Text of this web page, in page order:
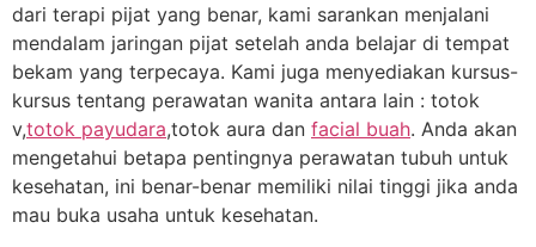
dari terapi pijat yang benar, kami sarankan menjalani
mendalam jaringan pijat setelah anda belajar di tempat
bekam yang terpecaya. Kami juga menyediakan kursus-
kursus tentang perawatan wanita antara lain : totok
v,totok payudara,totok aura dan facial buah. Anda akan
mengetahui betapa pentingnya perawatan tubuh untuk
kesehatan, ini benar-benar memiliki nilai tinggi jika anda
mau buka usaha untuk kesehatan.